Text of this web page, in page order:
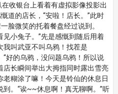
收银台上看着有虚拟影像投影出
道的店长，“安啦！店长。”此时
脸微笑的托着餐盘经过说到。
小兔子。”先是感慨到随后用着
我叫武亚不叫乌鸦！找茬是
好的乌鸦，没问题乌鸦！所以说
店长瞬间举出大拇指同时露出雪亮
老糊涂了嘛！今天是铃仙的休息日
。“诶~~休息啊！真无聊啊。”听